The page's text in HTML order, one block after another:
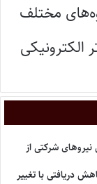
مختلف
الکترونیکی
شرکتی از
دریافتی با تغییر